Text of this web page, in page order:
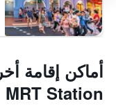
MRT Station